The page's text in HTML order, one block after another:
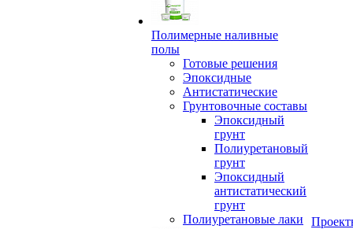
Полимерные наливные
полы
Готовые решения
Эпоксидные
Антистатические
Грунтовочные составы
Эпоксидный
грунт
Полиуретановый
грунт
Эпоксидный
антистатический
грунт
Полиуретановые лаки